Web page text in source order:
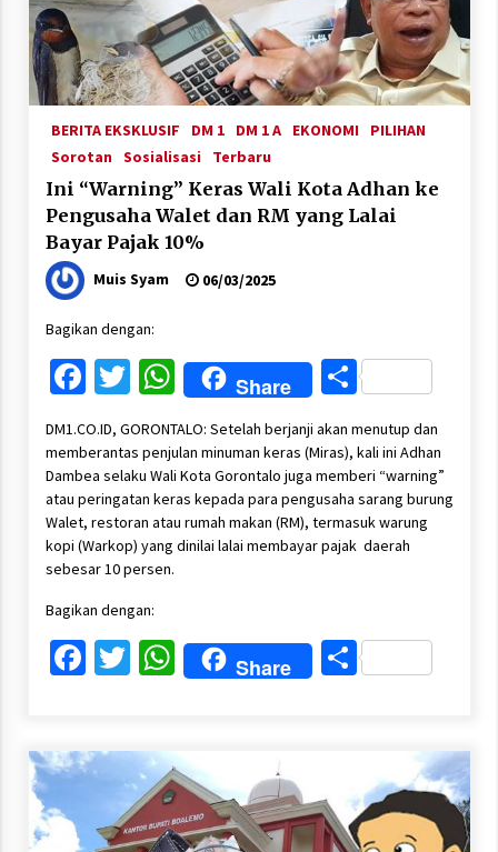
BERITA EKSKLUSIF DM 1 DM 1 A EKONOMI
PILIHAN
Sorotan Sosialisasi Terbaru
Ini “Warning” Keras Wali Kota Adhan ke
Pengusaha Walet dan RM yang Lalai
Bayar Pajak 10%
Muis Syam 06/03/2025
Bagikan dengan:
Facebook
Twitter
WhatsApp
Share Share
DM1.CO.ID, GORONTALO: Setelah berjanji akan menutup dan
memberantas penjulan minuman keras (Miras), kali ini Adhan
Dambea selaku Wali Kota Gorontalo juga memberi “warning”
atau peringatan keras kepada para pengusaha sarang burung
Walet, restoran atau rumah makan (RM), termasuk warung
kopi (Warkop) yang dinilai lalai membayar pajak daerah
sebesar 10 persen.
Bagikan dengan:
Facebook
Twitter
WhatsApp
Share Share